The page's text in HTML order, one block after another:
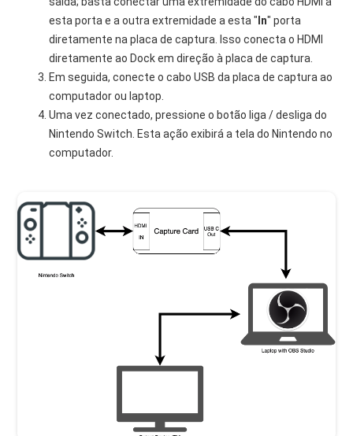
esta porta e a outra extremidade a esta " In" porta
diretamente na placa de captura. Isso conecta o HDMI
diretamente ao Dock em direção à placa de captura.
Em seguida, conecte o cabo USB da placa de captura ao
computador ou laptop.
Uma vez conectado, pressione o botão liga / desliga do
Nintendo Switch. Esta ação exibirá a tela do Nintendo no
computador.